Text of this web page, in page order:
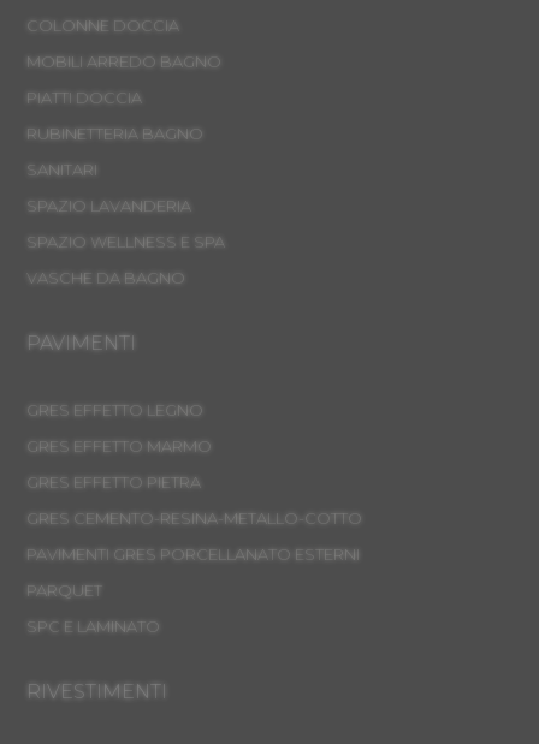
COLONNE DOCCIA
MOBILI ARREDO BAGNO
PIATTI DOCCIA
RUBINETTERIA BAGNO
SANITARI
SPAZIO LAVANDERIA
SPAZIO WELLNESS E SPA
VASCHE DA BAGNO
PAVIMENTI
GRES EFFETTO LEGNO
GRES EFFETTO MARMO
GRES EFFETTO PIETRA
GRES CEMENTO-RESINA-METALLO-COTTO
PAVIMENTI GRES PORCELLANATO ESTERNI
PARQUET
SPC E LAMINATO
RIVESTIMENTI